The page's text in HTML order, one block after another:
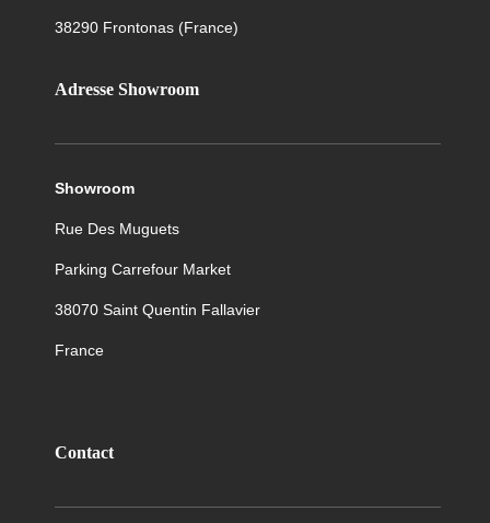
38290 Frontonas (France)
Adresse Showroom
Showroom
Rue Des Muguets
Parking Carrefour Market
38070 Saint Quentin Fallavier
France
Contact